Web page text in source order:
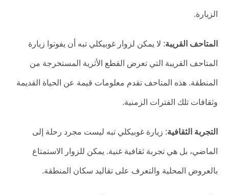
الزيارة.
المتاحف القريبة: لا يمكن لزوار غوبيكلي تبه أن يفوتوا زيارة
المتاحف القريبة التي تعرض القطع الأثرية المستخرجة من
المنطقة. هذه المتاحف تقدم معلومات قيمة عن الحياة القديمة
وثقافات تلك الفترات الزمنية.
التجربة الثقافية: زيارة غوبيكلي تبه ليست مجرد رحلة إلى
الماضي، بل هي تجربة ثقافية غنية. يمكن للزوار الاستمتاع
بالعروض المحلية والتعرف على تقاليد سكان المنطقة.